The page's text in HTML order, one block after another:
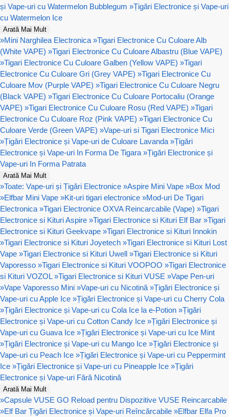
și Vape-uri cu Watermelon Bubblegum »Țigări Electronice și Vape-uri
cu Watermelon Ice
Arată Mai Mult
»Mini Narghilea Electronica »Tigari Electronice Cu Culoare Alb
(White VAPE) »Tigari Electronice Cu Culoare Albastru (Blue VAPE)
»Tigari Electronice Cu Culoare Galben (Yellow VAPE) »Tigari
Electronice Cu Culoare Gri (Grey VAPE) »Tigari Electronice Cu
Culoare Mov (Purple VAPE) »Tigari Electronice Cu Culoare Negru
(Black VAPE) »Tigari Electronice Cu Culoare Portocaliu (Orange
VAPE) »Tigari Electronice Cu Culoare Rosu (Red VAPE) »Tigari
Electronice Cu Culoare Roz (Pink VAPE) »Tigari Electronice Cu
Culoare Verde (Green VAPE) »Vape-uri si Tigari Electronice Mici
»Țigări Electronice și Vape-uri de Culoare Lavanda »Țigări
Electronice și Vape-uri In Forma De Tigara »Țigări Electronice și
Vape-uri In Forma Patrata
Arată Mai Mult
»Toate: Vape-uri și Țigări Electronice »Aspire Mini Vape »Box Mod
»Elfbar Mini Vape »Kit-uri tigari electronice »Mod-uri De Tigari
Electronica »Tigari Electronice OXVA Reincarcabile (Vape) »Tigari
Electronice si Kituri Aspire »Tigari Electronice si Kituri Elf Bar »Tigari
Electronice si Kituri Geekvape »Tigari Electronice si Kituri Innokin
»Tigari Electronice si Kituri Joyetech »Tigari Electronice si Kituri Lost
Vape »Tigari Electronice si Kituri Uwell »Tigari Electronice si Kituri
Vaporesso »Tigari Electronice si Kituri VOOPOO »Tigari Electronice
si Kituri VOZOL »Tigari Electronice si Kituri VUSE »Vape Pen-uri
»Vape Vaporesso Mini »Vape-uri cu Nicotină »Țigări Electronice și
Vape-uri cu Apple Ice »Țigări Electronice și Vape-uri cu Cherry Cola
»Țigări Electronice și Vape-uri cu Cola Ice la e-Potion »Țigări
Electronice și Vape-uri cu Cotton Candy Ice »Țigări Electronice și
Vape-uri cu Guava Ice »Țigări Electronice și Vape-uri cu Ice Mint
»Țigări Electronice și Vape-uri cu Mango Ice »Țigări Electronice și
Vape-uri cu Peach Ice »Țigări Electronice și Vape-uri cu Peppermint
Ice »Țigări Electronice și Vape-uri cu Pineapple Ice »Țigări
Electronice și Vape-uri Fără Nicotină
Arată Mai Mult
»Capsule VUSE GO Reload pentru Dispozitive VUSE Reincarcabile
»Elf Bar Țigări Electronice și Vape-uri Reîncărcabile »Elfbar Elfa Pro